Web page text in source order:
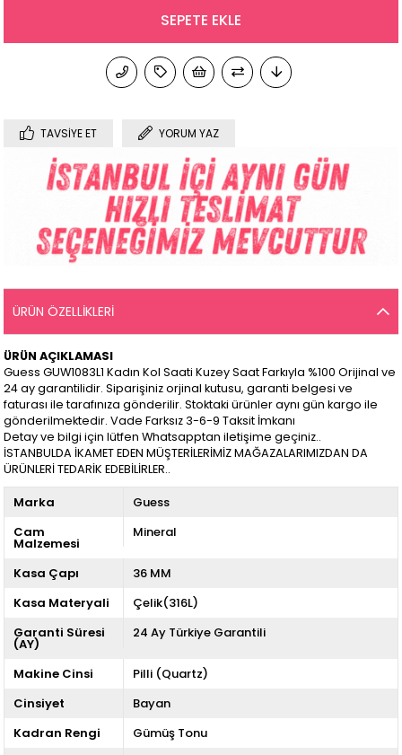
TAVSIYE ET YORUM YAZ
ÜRÜN ÖZELLIKLERI
ÜRÜN AÇIKLAMASI
Guess GUW1083L1 Kadın Kol Saati Kuzey Saat Farkıyla %100 Orijinal ve
24 ay garantilidir. Siparişiniz orjinal kutusu, garanti belgesi ve
faturası ile tarafınıza gönderilir. Stoktaki ürünler aynı gün kargo ile
gönderilmektedir. Vade Farksız 3-6-9 Taksit İmkanı
Detay ve bilgi için lütfen Whatsapptan iletişime geçiniz..
İSTANBULDA İKAMET EDEN MÜŞTERİLERİMİZ MAĞAZALARIMIZDAN DA
ÜRÜNLERİ TEDARİK EDEBİLİRLER..
Marka
Guess
Cam
Malzemesi
Mineral
Kasa Çapı
36 MM
Kasa Materyali
Çelik(316L)
Garanti Süresi
(AY)
24 Ay Türkiye Garantili
Makine Cinsi
Pilli (Quartz)
Cinsiyet
Bayan
Kadran Rengi
Gümüş Tonu